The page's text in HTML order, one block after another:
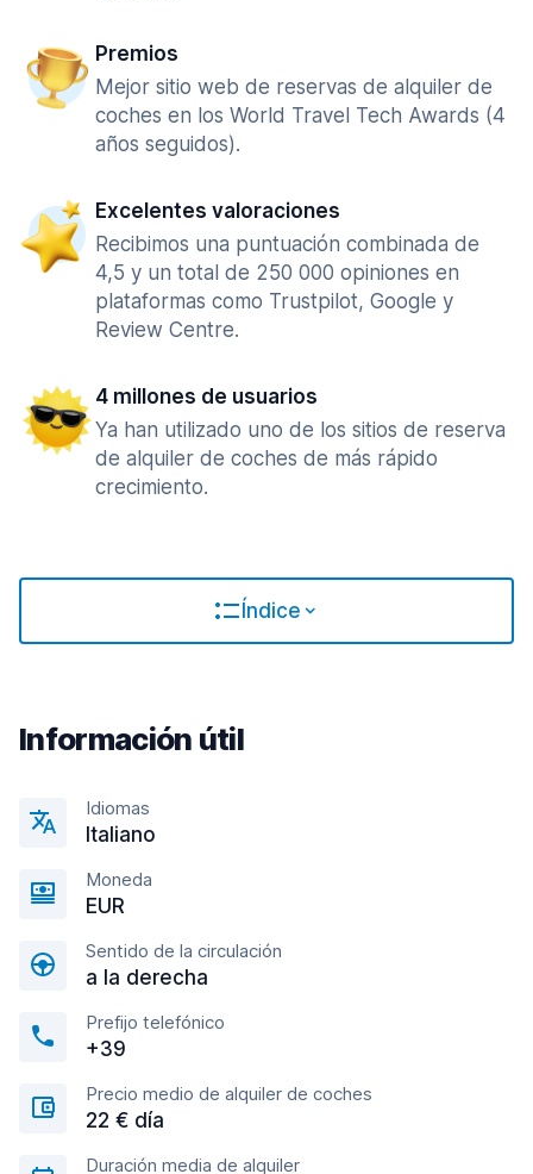
Premios
Mejor sitio web de reservas de alquiler de
coches en los World Travel Tech Awards (4
años seguidos).
Excelentes valoraciones
Recibimos una puntuación combinada de
4,5 y un total de 250 000 opiniones en
plataformas como Trustpilot, Google y
Review Centre.
4 millones de usuarios
Ya han utilizado uno de los sitios de reserva
de alquiler de coches de más rápido
crecimiento.
Índice
Información útil
Idiomas
Italiano
Moneda
EUR
Sentido de la circulación
a la derecha
Prefijo telefónico
+39
Precio medio de alquiler de coches
22 € día
Duración media de alquiler